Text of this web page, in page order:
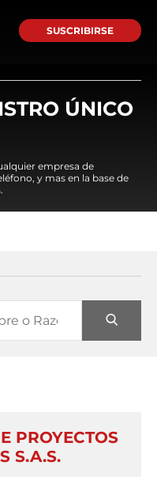
SUSCRIBIRSE
ÚNICO
empresa de
y mas en la base de
PROYECTOS
S.A.S.